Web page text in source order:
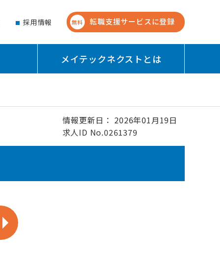
採用情報 無料 転職支援サービスに登録
メイテックネクストとは
情報更新日： 2026年01月19日
求人ID No.0261379